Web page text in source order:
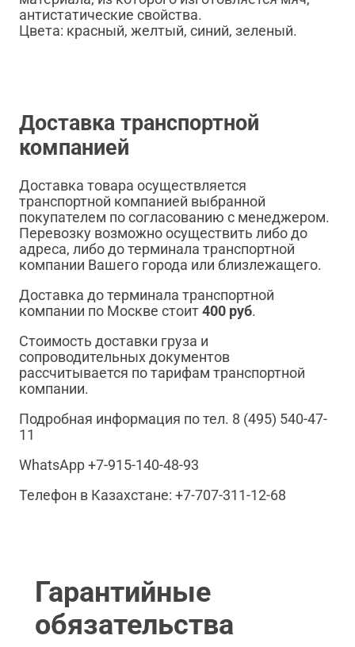
антистатические свойства.
Цвета: красный, желтый, синий, зеленый.
Доставка транспортной
компанией
Доставка товара осуществляется
транспортной компанией выбранной
покупателем по согласованию с менеджером.
Перевозку возможно осуществить либо до
адреса, либо до терминала транспортной
компании Вашего города или близлежащего.
Доставка до терминала транспортной
компании по Москве стоит400 руб.
Стоимость доставки груза и
сопроводительных документов
рассчитывается по тарифам транспортной
компании.
Подробная информация по тел. 8 (495) 540-47-
11
WhatsApp +7-915-140-48-93
Телефон в Казахстане: +7-707-311-12-68
Гарантийные
обязательства